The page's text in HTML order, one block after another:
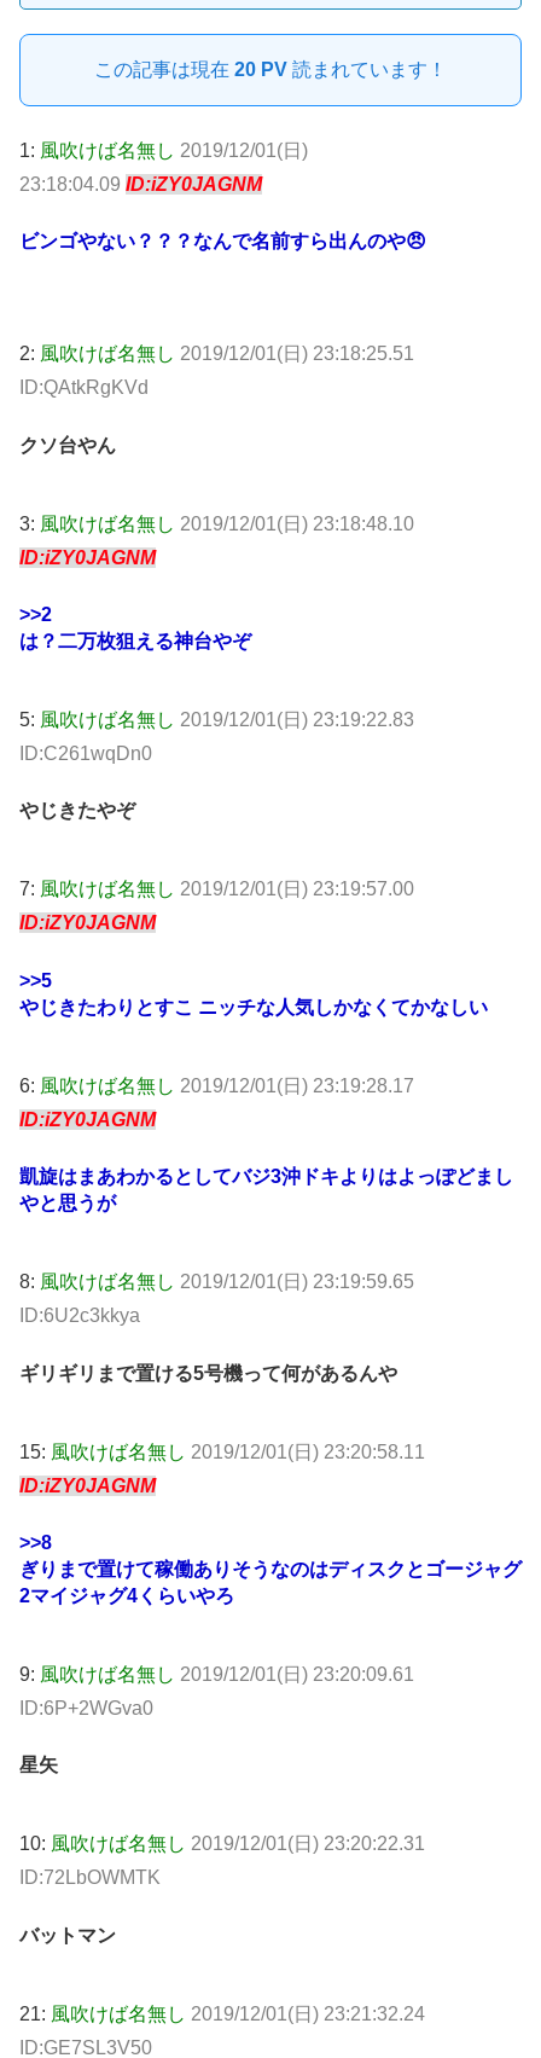
この記事は現在 20 PV 読まれています！
1: 風吹けば名無し 2019/12/01(日)
23:18:04.09 ID:iZY0JAGNM
ビンゴやない？？？なんで名前すら出んのや😠
2: 風吹けば名無し 2019/12/01(日) 23:18:25.51
ID:QAtkRgKVd
クソ台やん
3: 風吹けば名無し 2019/12/01(日) 23:18:48.10
ID:iZY0JAGNM
>>2
は？二万枚狙える神台やぞ
5: 風吹けば名無し 2019/12/01(日) 23:19:22.83
ID:C261wqDn0
やじきたやぞ
7: 風吹けば名無し 2019/12/01(日) 23:19:57.00
ID:iZY0JAGNM
>>5
やじきたわりとすこ ニッチな人気しかなくてかなしい
6: 風吹けば名無し 2019/12/01(日) 23:19:28.17
ID:iZY0JAGNM
凱旋はまあわかるとしてバジ3沖ドキよりはよっぽどまし
やと思うが
8: 風吹けば名無し 2019/12/01(日) 23:19:59.65
ID:6U2c3kkya
ギリギリまで置ける5号機って何があるんや
15: 風吹けば名無し 2019/12/01(日) 23:20:58.11
ID:iZY0JAGNM
>>8
ぎりまで置けて稼働ありそうなのはディスクとゴージャグ
2マイジャグ4くらいやろ
9: 風吹けば名無し 2019/12/01(日) 23:20:09.61
ID:6P+2WGva0
星矢
10: 風吹けば名無し 2019/12/01(日) 23:20:22.31
ID:72LbOWMTK
バットマン
21: 風吹けば名無し 2019/12/01(日) 23:21:32.24
ID:GE7SL3V50